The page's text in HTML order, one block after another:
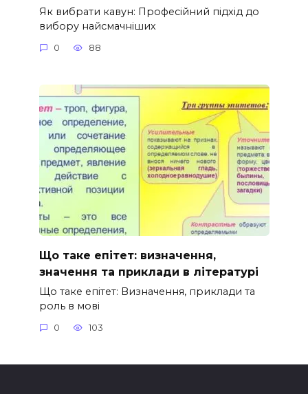
Як вибрати кавун: Професійний підхід до
вибору найсмачніших
0 88
Що таке епітет: визначення,
значення та приклади в літературі
Що таке епітет: Визначення, приклади та
роль в мові
0 103